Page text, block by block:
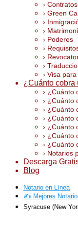
› Contratos
› Green
›
›
› Poderes
›
›
›
› Visa
¿Cuánto cobra
› ¿Cuánto
› ¿Cuánto
› ¿Cuánto
› ¿Cuánto
› ¿Cuánto
› ¿Cuánto
› ¿Cuánto
› Notarios
Descarga
Blog
Notario en Línea
✍️ Mejores
Syracuse (New